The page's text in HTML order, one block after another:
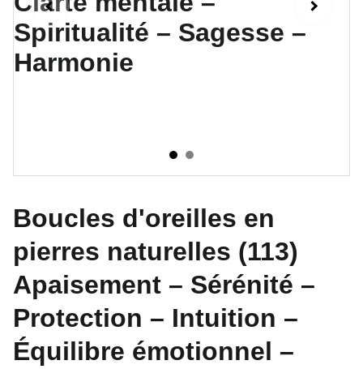
Boucles d'oreilles en
pierres naturelles (113)
Apaisement – Sérénité –
Protection – Intuition –
Équilibre émotionnel –